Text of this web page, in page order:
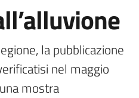
la pubblicazione
nel maggio
mostra